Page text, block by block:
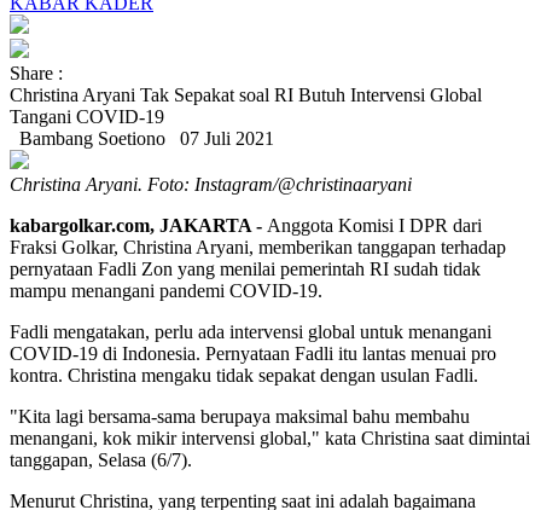
Share :
Christina Aryani Tak Sepakat soal RI Butuh Intervensi Global
Tangani COVID-19
Bambang Soetiono
07 Juli 2021
Christina Aryani. Foto: Instagram/@christinaaryani
kabargolkar.com, JAKARTA - Anggota Komisi I DPR dari
Fraksi Golkar, Christina Aryani, memberikan tanggapan terhadap
pernyataan Fadli Zon yang menilai pemerintah RI sudah tidak
mampu menangani pandemi COVID-19.
Fadli mengatakan, perlu ada intervensi global untuk menangani
COVID-19 di Indonesia. Pernyataan Fadli itu lantas menuai pro
kontra. Christina mengaku tidak sepakat dengan usulan Fadli.
"Kita lagi bersama-sama berupaya maksimal bahu membahu
menangani, kok mikir intervensi global," kata Christina saat dimintai
tanggapan, Selasa (6/7).
Menurut Christina, yang terpenting saat ini adalah bagaimana